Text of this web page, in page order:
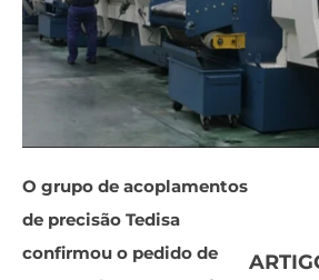
O grupo de acoplamentos
de precisão Tedisa
confirmou o pedido de